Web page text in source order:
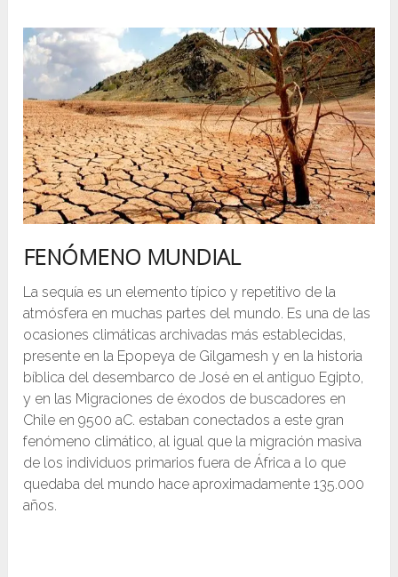
FENÓMENO MUNDIAL
La sequía es un elemento típico y repetitivo de la
atmósfera en muchas partes del mundo. Es una de las
ocasiones climáticas archivadas más establecidas,
presente en la Epopeya de Gilgamesh y en la historia
bíblica del desembarco de José en el antiguo Egipto,
y en las Migraciones de éxodos de buscadores en
Chile en 9500 aC. estaban conectados a este gran
fenómeno climático, al igual que la migración masiva
de los individuos primarios fuera de África a lo que
quedaba del mundo hace aproximadamente 135.000
años.